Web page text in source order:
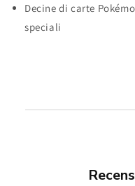
Decine di carte
speciali